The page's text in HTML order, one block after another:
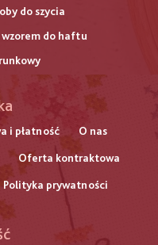
do szycia
wzorem do haftu
i płatność O nas
Oferta kontraktowa
Polityka prywatności